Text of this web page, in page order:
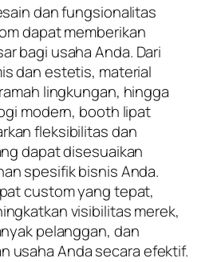
dan fungsionalitas
dapat memberikan
bagi usaha Anda. Dari
dan estetis, material
lingkungan, hingga
modern, booth lipat
fleksibilitas dan
dapat disesuaikan
spesifik bisnis Anda.
custom yang tepat,
visibilitas merek,
pelanggan, dan
usaha Anda secara efektif.